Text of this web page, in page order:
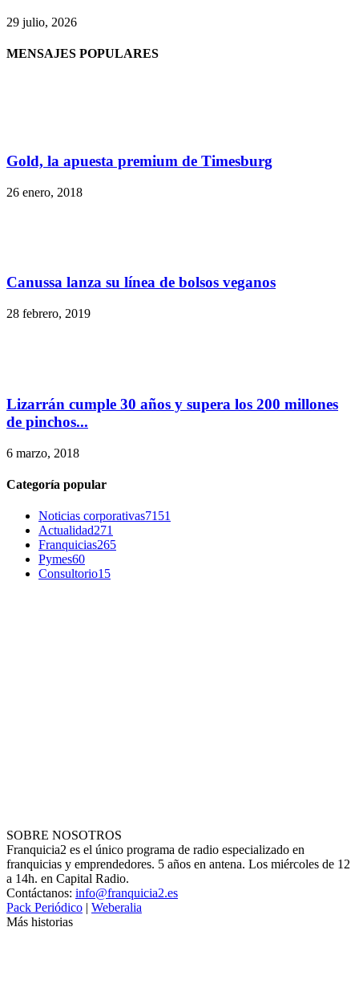
29 julio, 2026
MENSAJES POPULARES
Gold, la apuesta premium de Timesburg
26 enero, 2018
Canussa lanza su línea de bolsos veganos
28 febrero, 2019
Lizarrán cumple 30 años y supera los 200 millones
de pinchos...
6 marzo, 2018
Categoría popular
Noticias corporativas7151
Actualidad271
Franquicias265
Pymes60
Consultorio15
SOBRE NOSOTROS
Franquicia2 es el único programa de radio especializado en
franquicias y emprendedores. 5 años en antena. Los miércoles de 12
a 14h. en Capital Radio.
Contáctanos: info@franquicia2.es
Pack Periódico | Weberalia
Más historias